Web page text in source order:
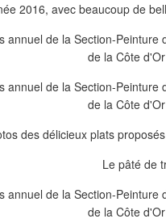
2016, avec beaucoup de
des délicieux plats
Le pâté de